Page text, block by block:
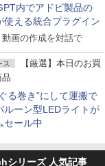
内でアドビ製品の
使える統合プラグイン
動画の作成を対話で
ス
【厳選】本日のお買
品
る巻き”にして運搬で
ルーン型LEDライトが
セール中
シリーズ 人気記事